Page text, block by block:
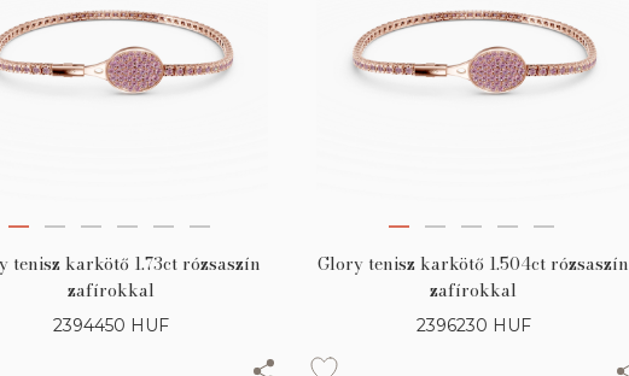
tenisz karkötő 1.73ct rózsaszín
zafírokkal
2394450 HUF
Glory tenisz karkötő 1.504ct rózsaszín
zafírokkal
2396230 HUF